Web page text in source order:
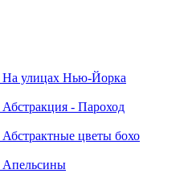
На улицах Нью-Йорка
Абстракция - Пароход
Абстрактные цветы бохо
Апельсины